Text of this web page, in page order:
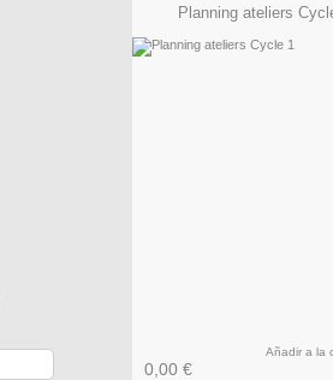
Planning ateliers
0,00 €
Añadir a la